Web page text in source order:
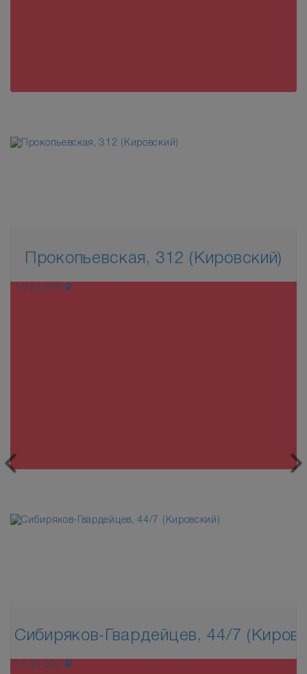
Прокопьевская, 312 (Кировский)
1 920 000
Сибиряков-Гвардейцев, 44/7
3 540 000